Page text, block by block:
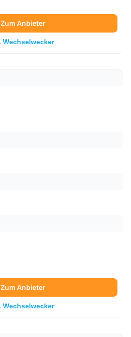
Zum Anbieter
Wechselwecker
Zum Anbieter
Wechselwecker